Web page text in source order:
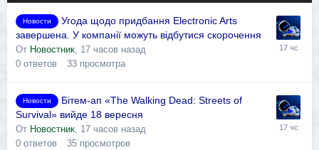
Новости
Угода щодо придбання Electronic Arts
завершена. У компанії можуть відбутися скорочення
От Новостник 17 часов назад
0 ответов 33 просмотра
Новости
Бітем-ап «The Walking Dead: Streets of
Survival» вийде 18 вересня
От Новостник, 17 часов назад
0 ответов 35 просмотров